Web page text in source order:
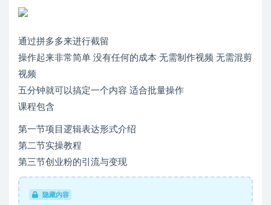
通过拼多多来进行截留
操作起来非常简单 没有任何的成本 无需制作视频 无需混剪
视频
五分钟就可以搞定一个内容 适合批量操作
课程包含
第一节项目逻辑表达形式介绍
第二节实操教程
第三节创业粉的引流与变现
隐藏内容